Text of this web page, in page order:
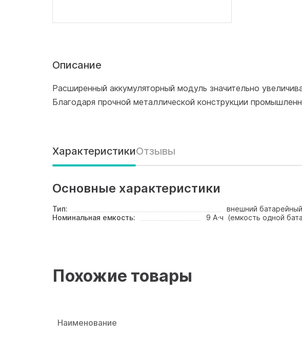
Описание
Расширенный аккумуляторный модуль значительно
Благодаря прочной металлической конструкции
ХарактеристикиОтзывы
Основные характеристики
Тип:
внешний
Номинальная емкость:
9 А·ч (емкость одной
Похожие товары
Наименование